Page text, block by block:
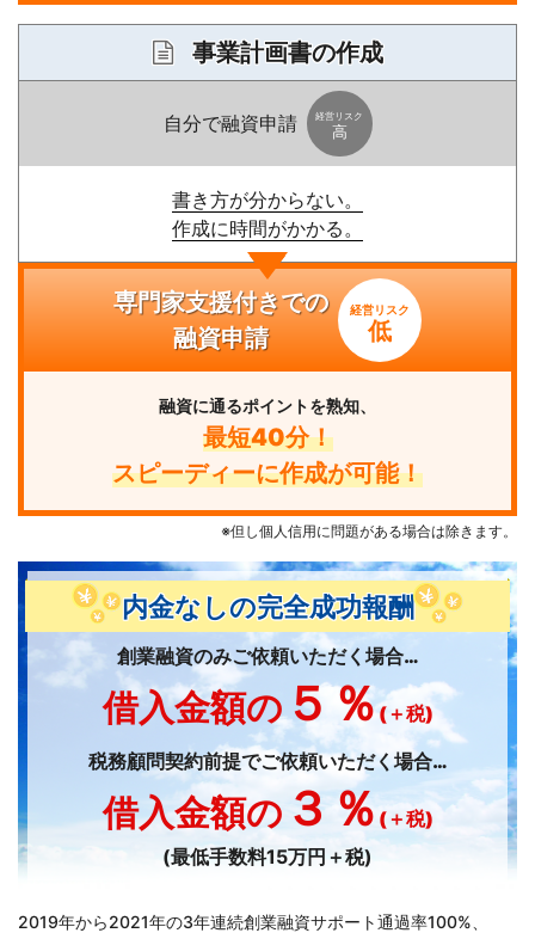
事業計画書の作成
自分で融資申請 経営リスク
高
書き方が分からない。
作成に時間がかかる。
専門家支援付きでの
融資申請
経営リスク
低
融資に通るポイントを熟知、
最短40分！
スピーディーに作成が可能！
※但し個人信用に問題がある場合は除きます。
内金なしの完全成功報酬
創業融資のみご依頼いただく場合…
借入金額の５％(＋税)
税務顧問契約前提でご依頼いただく場合…
借入金額の ３％(＋税)
(最低手数料15万円＋税)
2019年から2021年の3年連続創業融資サポート通過率100%、